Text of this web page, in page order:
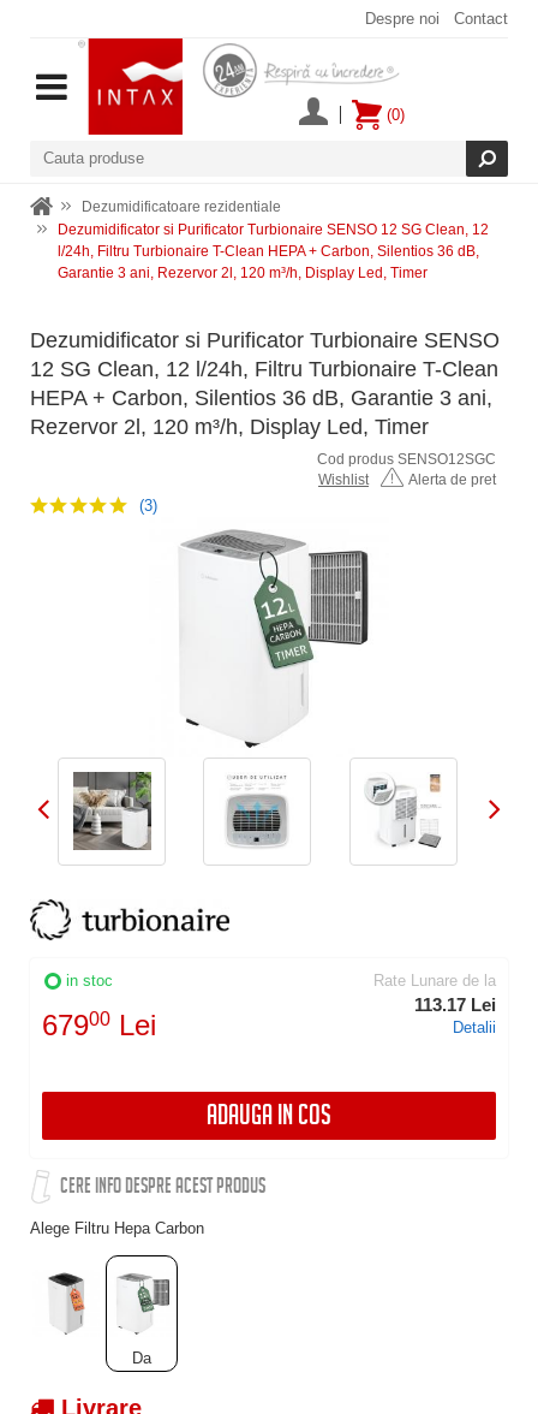
Despre noi Contact
(0)
Dezumidificatoare rezidentiale
Dezumidificator si Purificator Turbionaire SENSO 12 SG Clean, 12
l/24h, Filtru Turbionaire T-Clean HEPA + Carbon, Silentios 36 dB,
Garantie 3 ani, Rezervor 2l, 120 m³/h, Display Led, Timer
Dezumidificator si Purificator Turbionaire SENSO
12 SG Clean, 12 l/24h, Filtru Turbionaire T-Clean
HEPA + Carbon, Silentios 36 dB, Garantie 3 ani,
Rezervor 2l, 120 m³/h, Display Led, Timer
Cod produs SENSO12SGC
Wishlist
Alerta de pret
(3)
in stoc
67900 Lei
Rate Lunare de la
113.17 Lei
Detalii
ADAUGA IN COS
CERE INFO DESPRE ACEST PRODUS
Alege Filtru Hepa Carbon
Da
Livrare